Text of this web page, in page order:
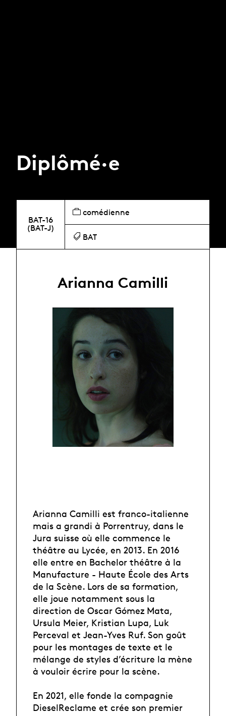
Diplômé·e
BAT-16
(BAT-J)
comédienne
BAT
Arianna Camilli
Arianna Camilli est franco-italienne
mais a grandi à Porrentruy, dans le
Jura suisse où elle commence le
théâtre au Lycée, en 2013. En 2016
elle entre en Bachelor théâtre à la
Manufacture - Haute École des Arts
de la Scène. Lors de sa formation,
elle joue notamment sous la
direction de Oscar Gómez Mata,
Ursula Meier, Kristian Lupa, Luk
Perceval et Jean-Yves Ruf. Son goût
pour les montages de texte et le
mélange de styles d’écriture la mène
à vouloir écrire pour la scène.
En 2021, elle fonde la compagnie
DieselReclame et crée son premier